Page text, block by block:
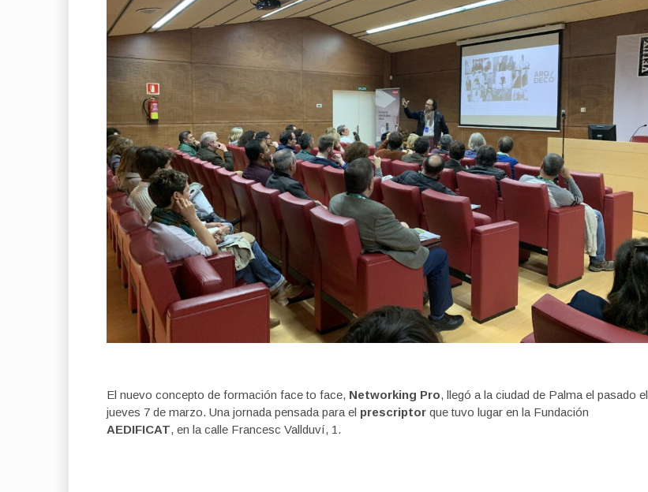
El nuevo concepto de formación face to face, Networking Pro, llegó a la ciudad de Palma el pasado el
jueves 7 de marzo. Una jornada pensada para el prescriptor que tuvo lugar en la Fundación
AEDIFICAT, en la calle Francesc Vallduví, 1.